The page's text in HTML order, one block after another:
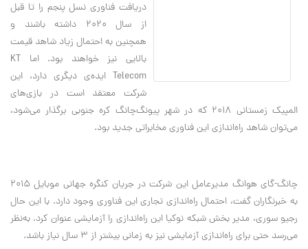
دریافت فناوری نسل پنجم را تا قبل
از سال 2020 داشته باشند و
همچنین به احتمال زیاد شاهد قیمت
بالایی نیز خواهند بود. اما KT
Telecom ایده‌ی دیگری دارد، این
شرکت معتقد است در بازی‌های
المپیک زمستانی 2018 که در شهر پیونگ‌چانگ کره جنوبی برگذار می‌شود،
می‌توان شاهد راه‌اندازی این فناوری مخابراتی جدید بود.
چانگ-گای هوانگ مدیرعامل این شرکت در جریان کنگره جهانی موبایل 2015
به خبرنگاران گفت، احتمال راه‌اندازی تجاری این فناوری وجود دارد. با این حال
رجیو سوری، مدیر بخش شبکه نوکیا این راه‌اندازی را آزمایشی عنوان کرد. به‌نظر
می‌رسد حتی برای راه‌اندازی آزمایشی نیز به زمانی بیشتر از 3 سال نیاز باشد.